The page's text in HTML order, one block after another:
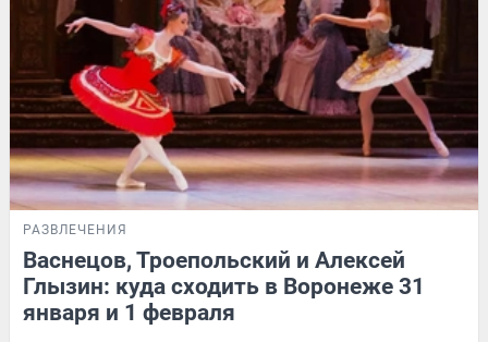
РАЗВЛЕЧЕНИЯ
Васнецов, Троепольский и Алексей
Глызин: куда сходить в Воронеже 31
января и 1 февраля